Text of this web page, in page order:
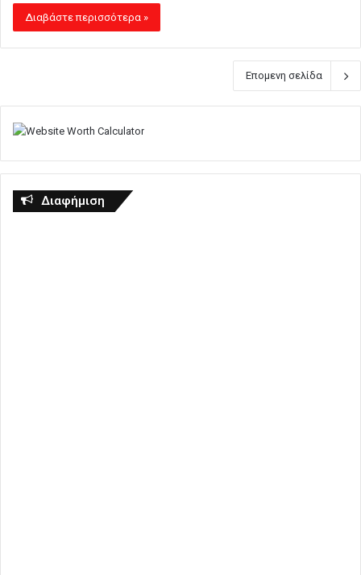
Διαβάστε περισσότερα »
Επομενη σελίδα
Διαφήμιση